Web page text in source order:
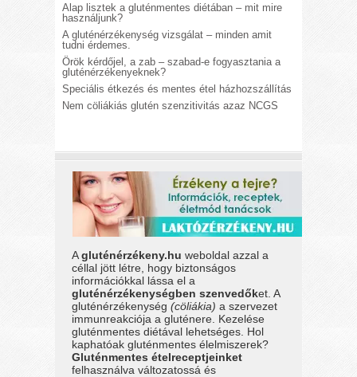
Alap lisztek a gluténmentes diétában – mit mire
használjunk?
A gluténérzékenység vizsgálat – minden amit
tudni érdemes.
Örök kérdőjel, a zab – szabad-e fogyasztania a
gluténérzékenyeknek?
Speciális étkezés és mentes étel házhozszállítás
Nem cöliákiás glutén szenzitivitás azaz NCGS
Agluténérzékeny.hu weboldal azzal a
céllal jött létre, hogy biztonságos
információkkal lássa el a
gluténérzékenységben szenvedőket. A
gluténérzékenység(cöliákia) a szervezet
immunreakciója a gluténere. Kezelése
gluténmentes diétával lehetséges. Hol
kaphatóak gluténmentes élelmiszerek?
Gluténmentes ételreceptjeinket
felhasználva változatossá és